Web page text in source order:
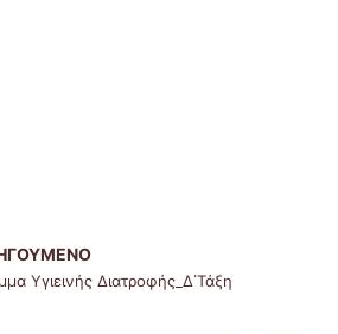
Υγιεινής Διατροφής_Δ΄Τάξη